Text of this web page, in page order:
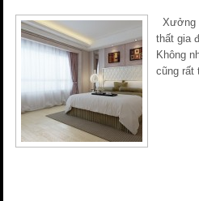
Xưởng
thất gia
Không
cũng rất